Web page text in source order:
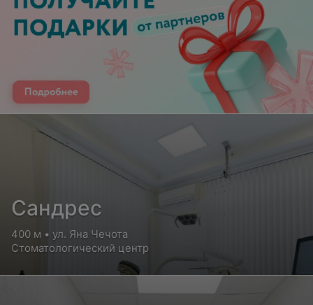
Сандрес
400 м • ул. Яна Чечота
Стоматологический центр